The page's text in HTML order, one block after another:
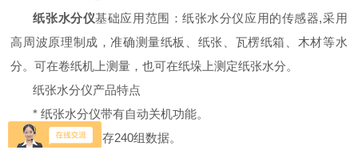
纸张水分仪基础应用范围：纸张水分仪应用的传感器,采用
高周波原理制成，准确测量纸板、纸张、瓦楞纸箱、木材等水
分。可在卷纸机上测量，也可在纸垛上测定纸张水分。
纸张水分仪产品特点
* 纸张水分仪带有自动关机功能。
* 纸张水分仪可储存240组数据。